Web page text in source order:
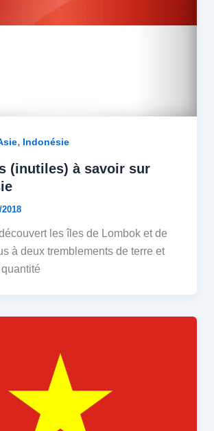
, Indonésie
(inutiles) à savoir sur
les îles de Lombok et de
à deux tremblements de terre et